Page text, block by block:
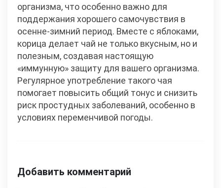
организма, что особенно важно для
поддержания хорошего самочувствия в
осенне-зимний период. Вместе с яблоками,
корица делает чай не только вкусным, но и
полезным, создавая настоящую
«иммунную» защиту для вашего организма.
Регулярное употребление такого чая
помогает повысить общий тонус и снизить
риск простудных заболеваний, особенно в
условиях переменчивой погоды.
Добавить комментарий